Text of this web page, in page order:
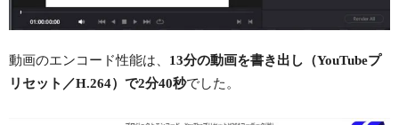
動画のエンコード性能は、 13分の動画を書き出し（YouTubeプ
リセット／H.264）で2分40秒でした。